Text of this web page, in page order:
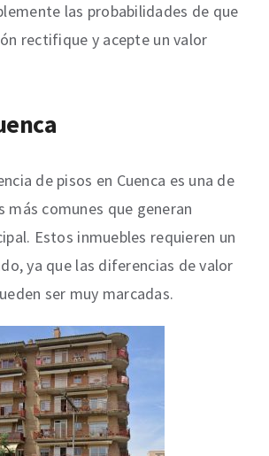
las probabilidades de que
rectifique y acepte un valor
de pisos en Cuenca es una de
más comunes que generan
Estos inmuebles requieren un
ya que las diferencias de valor
ser muy marcadas.